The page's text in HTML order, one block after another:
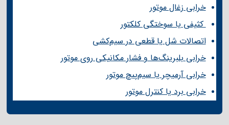
خرابی زغال موتور
کثیفی یا سوختگی کلکتور
اتصالات شل یا قطعی در سیم‌کشی
خرابی بلبرینگ‌ها و فشار مکانیکی روی موتور
خرابی آرمیچر یا سیم‌پیچ موتور
خرابی برد یا کنترل موتور